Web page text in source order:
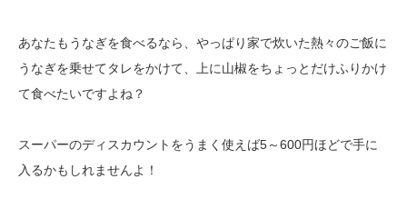
あなたもうなぎを食べるなら、やっぱり家で炊いた熱々のご飯に
うなぎを乗せてタレをかけて、上に山椒をちょっとだけふりかけ
て食べたいですよね？
スーパーのディスカウントをうまく使えば5～600円ほどで手に
入るかもしれませんよ！